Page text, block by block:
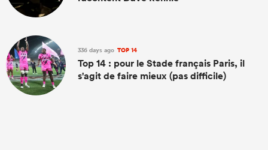
336 days ago TOP 14
Top 14 : pour le Stade français Paris, il
s'agit de faire mieux (pas difficile)